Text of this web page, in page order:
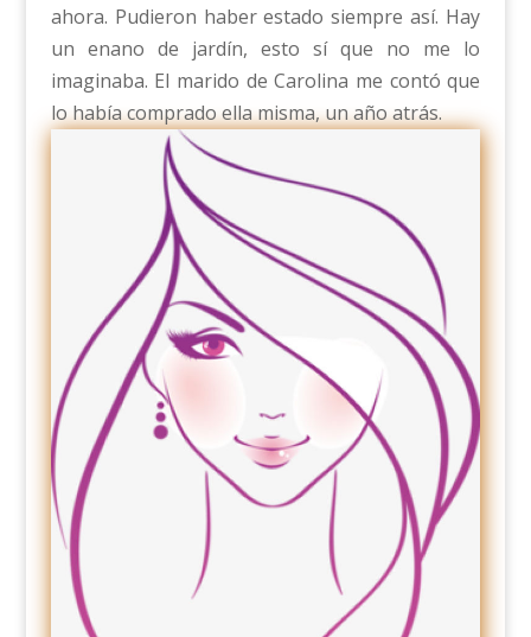
ahora. Pudieron haber estado siempre así. Hay
un enano de jardín, esto sí que no me lo
imaginaba. El marido de Carolina me contó que
lo había comprado ella misma, un año atrás.